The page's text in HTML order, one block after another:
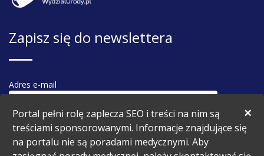
×
Portal pełni rolę zaplecza SEO i treści na nim są
treściami sponsorowanymi. Informacje znajdujące się
na portalu nie są poradami medycznymi. Aby
Zapisz się do newslettera
Adres e-mail